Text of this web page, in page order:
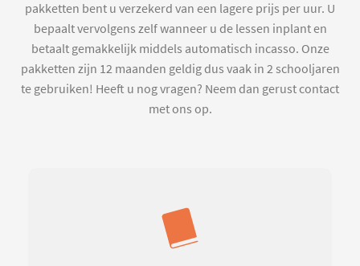
pakketten bent u verzekerd van een lagere prijs per uur. U
bepaalt vervolgens zelf wanneer u de lessen inplant en
betaalt gemakkelijk middels automatisch incasso. Onze
pakketten zijn 12 maanden geldig dus vaak in 2 schooljaren
te gebruiken! Heeft u nog vragen? Neem dan gerust contact
met ons op.